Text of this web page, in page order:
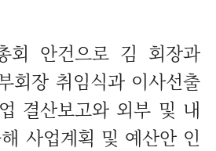
회 안건으로 김 회장과
회장 취임식과 이사선출
결산보고와 외부 및 내
사업계획 및 예산안 인